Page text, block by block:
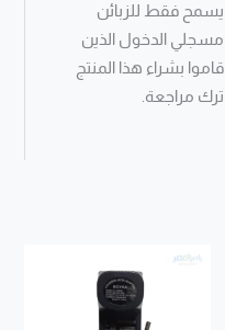
يسمح فقط للزبائن
مسجلي الدخول الذين
قاموا بشراء هذا المنتج
ترك مراجعة.